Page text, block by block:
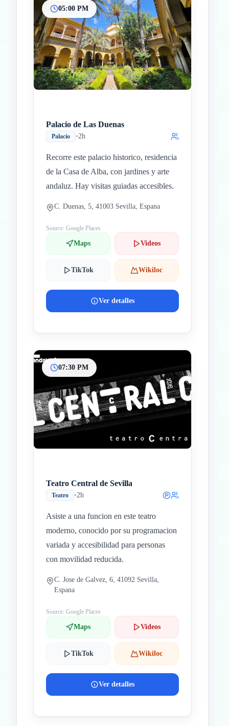
05:00 PM
Palacio de Las Duenas
Palacio •2h
Recorre este palacio historico, residencia
de la Casa de Alba, con jardines y arte
andaluz. Hay visitas guiadas accesibles.
C. Duenas, 5, 41003 Sevilla, Espana
Source: Google Places
Maps Videos
TikTok Wikiloc
Ver detalles
07:30 PM
Teatro Central de Sevilla
Teatro •2h
Asiste a una funcion en este teatro
moderno, conocido por su programacion
variada y accesibilidad para personas
con movilidad reducida.
C. Jose de Galvez, 6, 41092 Sevilla,
Espana
Source: Google Places
Maps Videos
TikTok Wikiloc
Ver detalles